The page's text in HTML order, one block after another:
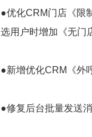
●优化CRM门店《限
选用户时增加《无门
●新增优化CRM《外
●修复后台批量发送